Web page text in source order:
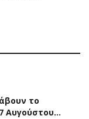
το
Αυγούστου…